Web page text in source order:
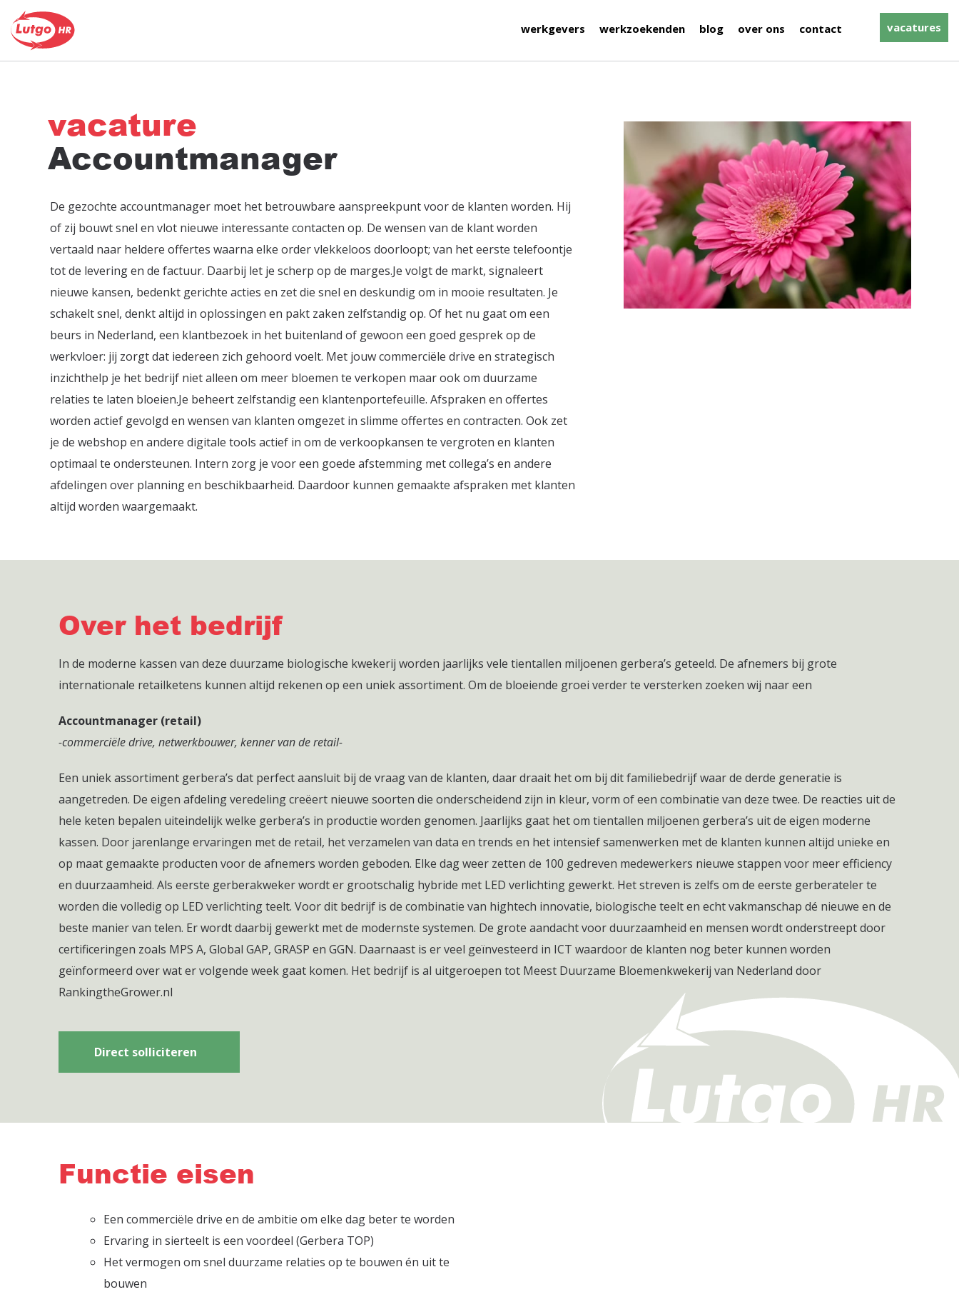
werkgevers werkzoekenden blog over ons contact vacatures
vacature
Accountmanager
De gezochte accountmanager moet het betrouwbare aanspreekpunt voor de klanten worden. Hij
of zij bouwt snel en vlot nieuwe interessante contacten op. De wensen van de klant worden
vertaald naar heldere offertes waarna elke order vlekkeloos doorloopt; van het eerste telefoontje
tot de levering en de factuur. Daarbij let je scherp op de marges.Je volgt de markt, signaleert
nieuwe kansen, bedenkt gerichte acties en zet die snel en deskundig om in mooie resultaten. Je
schakelt snel, denkt altijd in oplossingen en pakt zaken zelfstandig op. Of het nu gaat om een
beurs in Nederland, een klantbezoek in het buitenland of gewoon een goed gesprek op de
werkvloer: jij zorgt dat iedereen zich gehoord voelt. Met jouw commerciële drive en strategisch
inzichthelp je het bedrijf niet alleen om meer bloemen te verkopen maar ook om duurzame
relaties te laten bloeien.Je beheert zelfstandig een klantenportefeuille. Afspraken en offertes
worden actief gevolgd en wensen van klanten omgezet in slimme offertes en contracten. Ook zet
je de webshop en andere digitale tools actief in om de verkoopkansen te vergroten en klanten
optimaal te ondersteunen. Intern zorg je voor een goede afstemming met collega’s en andere
afdelingen over planning en beschikbaarheid. Daardoor kunnen gemaakte afspraken met klanten
altijd worden waargemaakt.
Over het bedrijf
In de moderne kassen van deze duurzame biologische kwekerij worden jaarlijks vele tientallen miljoenen gerbera’s geteeld. De afnemers bij grote
internationale retailketens kunnen altijd rekenen op een uniek assortiment. Om de bloeiende groei verder te versterken zoeken wij naar een
Accountmanager (retail)
-commerciële drive, netwerkbouwer, kenner van de retail-
Een uniek assortiment gerbera’s dat perfect aansluit bij de vraag van de klanten, daar draait het om bij dit familiebedrijf waar de derde generatie is
aangetreden. De eigen afdeling veredeling creëert nieuwe soorten die onderscheidend zijn in kleur, vorm of een combinatie van deze twee. De reacties uit de
hele keten bepalen uiteindelijk welke gerbera’s in productie worden genomen. Jaarlijks gaat het om tientallen miljoenen gerbera’s uit de eigen moderne
kassen. Door jarenlange ervaringen met de retail, het verzamelen van data en trends en het intensief samenwerken met de klanten kunnen altijd unieke en
op maat gemaakte producten voor de afnemers worden geboden. Elke dag weer zetten de 100 gedreven medewerkers nieuwe stappen voor meer efficiency
en duurzaamheid. Als eerste gerberakweker wordt er grootschalig hybride met LED verlichting gewerkt. Het streven is zelfs om de eerste gerberateler te
worden die volledig op LED verlichting teelt. Voor dit bedrijf is de combinatie van hightech innovatie, biologische teelt en echt vakmanschap dé nieuwe en de
beste manier van telen. Er wordt daarbij gewerkt met de modernste systemen. De grote aandacht voor duurzaamheid en mensen wordt onderstreept door
certificeringen zoals MPS A, Global GAP, GRASP en GGN. Daarnaast is er veel geïnvesteerd in ICT waardoor de klanten nog beter kunnen worden
geïnformeerd over wat er volgende week gaat komen. Het bedrijf is al uitgeroepen tot Meest Duurzame Bloemenkwekerij van Nederland door
RankingtheGrower.nl
Direct solliciteren
Functie eisen
Een commerciële drive en de ambitie om elke dag beter te worden
Ervaring in sierteelt is een voordeel (Gerbera TOP)
Het vermogen om snel duurzame relaties op te bouwen én uit te
bouwen